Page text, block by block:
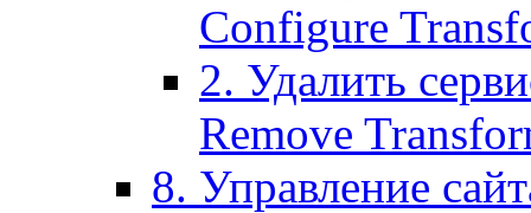
Configure
2. Удалить
Remove
8. Управление